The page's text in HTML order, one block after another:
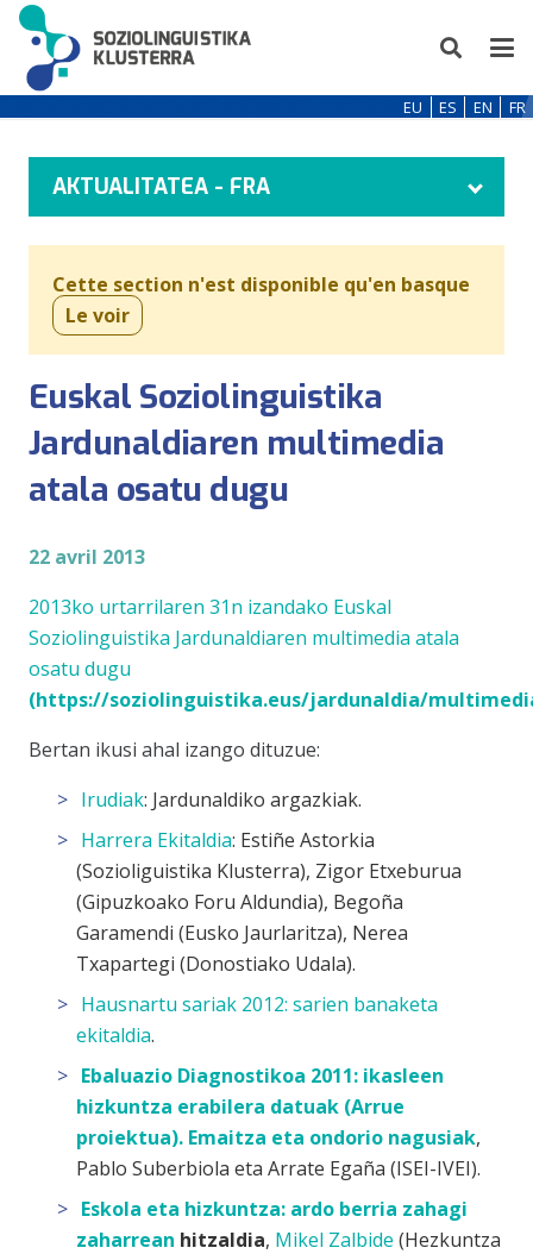
EU ES EN FR
AKTUALITATEA - FRA
Cette section n'est disponible qu'en basque
Le voir
Euskal Soziolinguistika
Jardunaldiaren multimedia
atala osatu dugu
22 avril 2013
2013ko urtarrilaren 31n izandako Euskal
Soziolinguistika Jardunaldiaren multimedia atala
osatu dugu
(https://soziolinguistika.eus/jardunaldia/
Bertan ikusi ahal izango dituzue:
Irudiak: Jardunaldiko argazkiak.
Harrera Ekitaldia: Estiñe Astorkia
(Sozioliguistika Klusterra), Zigor Etxeburua
(Gipuzkoako Foru Aldundia), Begoña
Garamendi (Eusko Jaurlaritza), Nerea
Txapartegi (Donostiako Udala).
Hausnartu sariak 2012: sarien banaketa
ekitaldia.
Ebaluazio Diagnostikoa 2011: ikasleen
hizkuntza erabilera datuak (Arrue
proiektua). Emaitza eta ondorio nagusiak,
Pablo Suberbiola eta Arrate Egaña (ISEI-IVEI).
Eskola eta hizkuntza: ardo berria zahagi
zaharrean hitzaldia, Mikel Zalbide (Hezkuntza